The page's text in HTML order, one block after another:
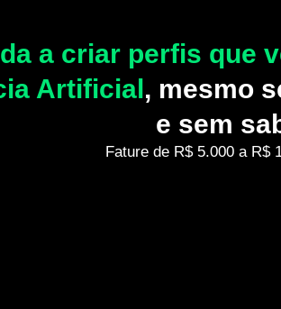
a criar perfis que
Artificial, mesmo
e sem
Fature de R$ 5.000 a R$